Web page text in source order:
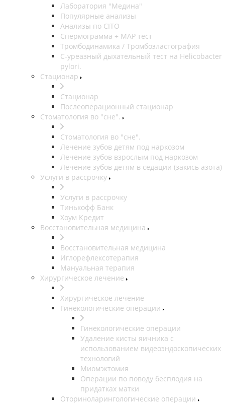
Лаборатория "Медина"
Популярные анализы
Анализы по CITO
Спермограмма + МАР тест
Тромбодинамика / Тромбоэластография
С-уреазный дыхательный тест на Helicobacter
pylori.
Стационар
Стационар
Послеоперационный стационар
Стоматология во "сне".
Стоматология во "сне".
Лечение зубов детям под наркозом
Лечение зубов взрослым под наркозом
Лечение зубов детям в седации (закись азота)
Услуги в рассрочку
Услуги в рассрочку
Тинькофф Банк
Хоум Кредит
Восстановительная медицина
Восстановительная медицина
Иглорефлексотерапия
Мануальная терапия
Хирургическое лечение
Хирургическое лечение
Гинекологические операции
Гинекологические операции
Удаление кисты яичника с
использованием видеоэндоскопических
технологий
Миомэктомия
Операции по поводу бесплодия на
придатках матки
Оториноларингологические операции